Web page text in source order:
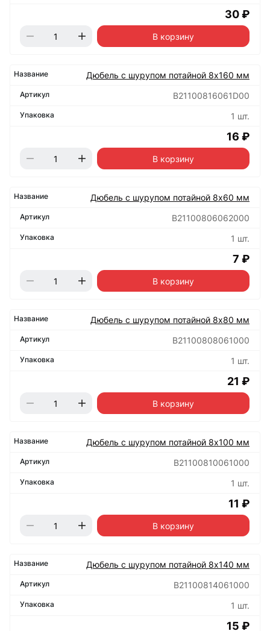
30 ₽
В корзину
Дюбель с шурупом потайной 8х160 мм
B21100816061D00
1 шт.
16 ₽
В корзину
Дюбель с шурупом потайной 8х60 мм
B21100806062000
1 шт.
7 ₽
В корзину
Дюбель с шурупом потайной 8х80 мм
B21100808061000
1 шт.
21 ₽
В корзину
Дюбель с шурупом потайной 8х100 мм
B21100810061000
1 шт.
11 ₽
В корзину
Дюбель с шурупом потайной 8х140 мм
B21100814061000
1 шт.
15 ₽